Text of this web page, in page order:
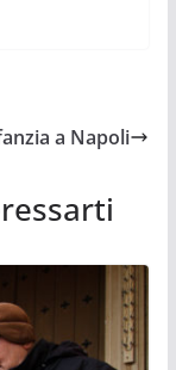
a Napoli